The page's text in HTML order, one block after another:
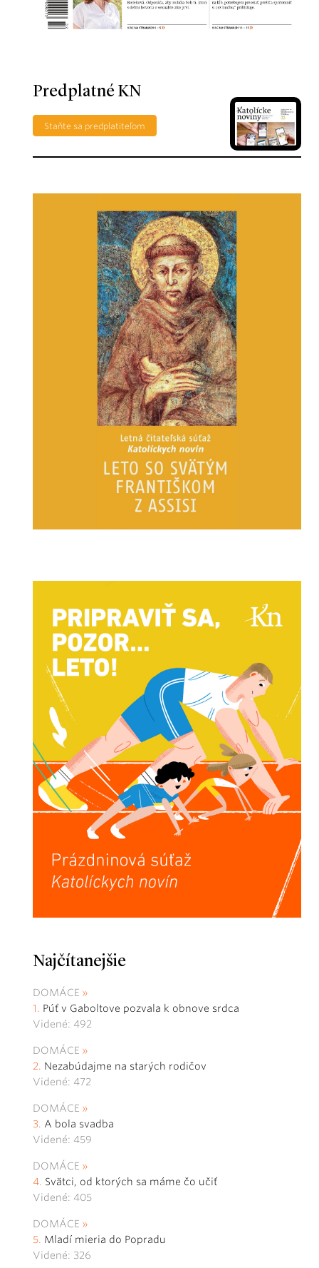
Predplatné KN
Staňte sa predplatiteľom
Najčítanejšie
DOMÁCE
Púť v Gaboltove pozvala k obnove srdca
Videné: 492
DOMÁCE
Nezabúdajme na starých rodičov
Videné: 472
DOMÁCE
A bola svadba
Videné: 459
DOMÁCE
Svätci, od ktorých sa máme čo učiť
Videné: 405
DOMÁCE
Mladí mieria do Popradu
Videné: 326